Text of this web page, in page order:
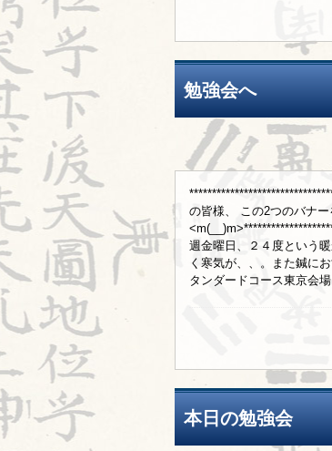
勉強会へ
の皆様、 この2つのバナ
週金曜日、２４度という
く寒気が、、。また鍼に
タンダードコース東京会
本日の勉強会